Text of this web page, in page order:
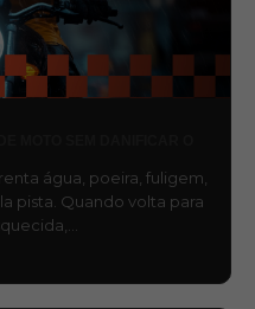
água, poeira, fuligem,
pista. Quando volta para